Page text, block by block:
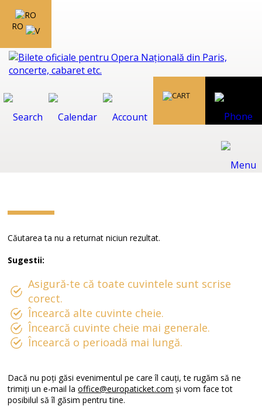
RO
Căutarea ta nu a returnat niciun rezultat.
Sugestii:
Asigură-te că toate cuvintele sunt scrise
corect.
Încearcă alte cuvinte cheie.
Încearcă cuvinte cheie mai generale.
Încearcă o perioadă mai lungă.
Dacă nu poți găsi evenimentul pe care îl cauți, te rugăm să ne
trimiți un e-mail laoffice@europaticket.com și vom face tot
posibilul să îl găsim pentru tine.